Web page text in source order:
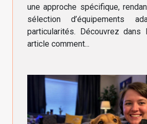
une approche spécifique,
sélection d’équipements
particularités. Découvrez
article comment...